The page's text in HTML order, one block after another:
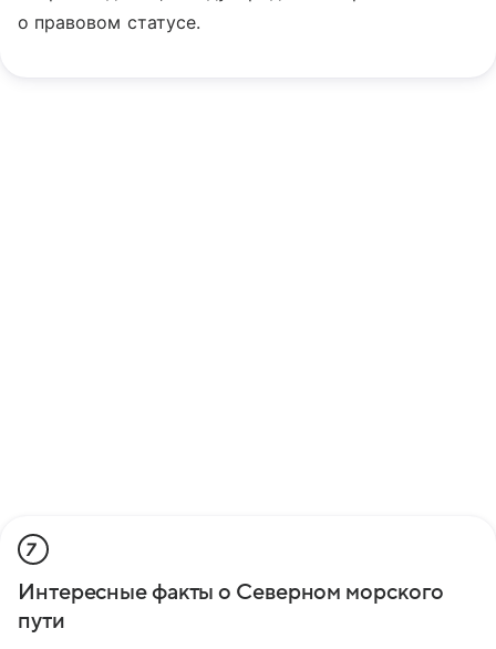
о правовом статусе.
7
Интересные факты о Северном морского
пути